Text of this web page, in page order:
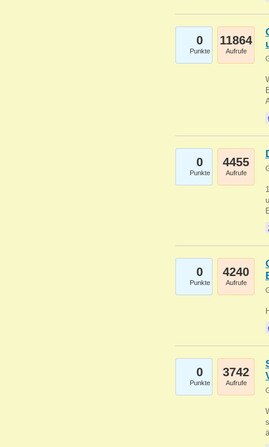
0
Punkte
11864
Aufrufe
0
Punkte
4455
Aufrufe
0
Punkte
4240
Aufrufe
0
Punkte
3742
Aufrufe